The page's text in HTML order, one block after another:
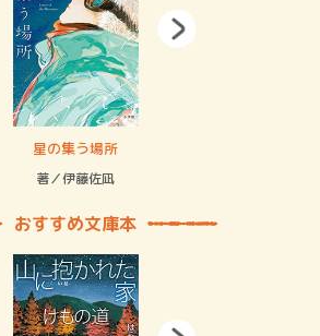
星の集う場所
著／伊藤佐凪
おすすめ文庫本